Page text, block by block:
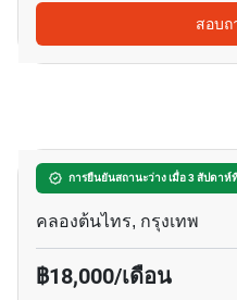
สอบ
การยืนยันสถานะว่าง เมื่อ 3 สัปดาห์
นายน์ บาย แสนสิริ
คลองต้นไทร, กรุงเทพ
฿18,000/เดือน